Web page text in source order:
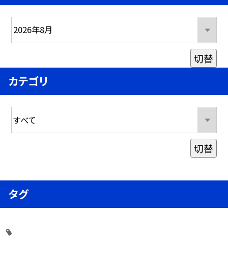
切替
カテゴリ
切替
タグ